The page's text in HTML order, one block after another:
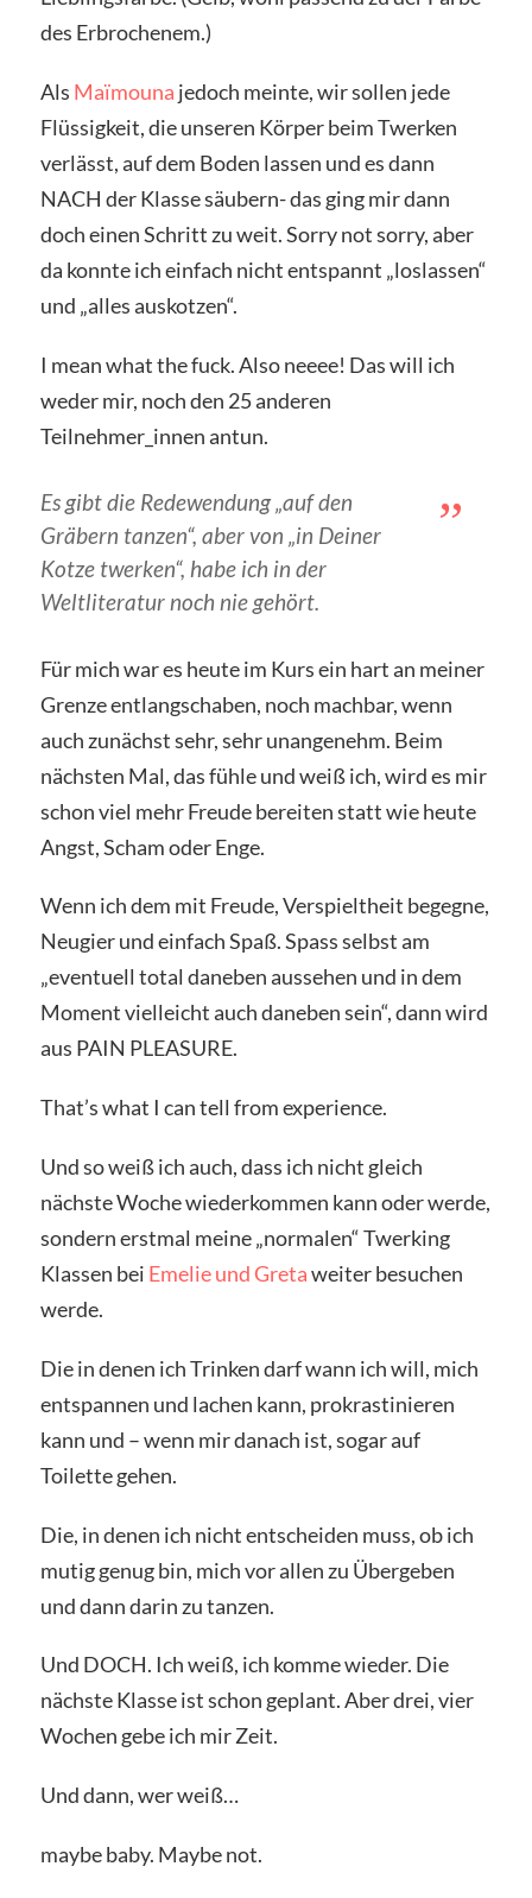
des Erbrochenem.)
Als Maïmouna jedoch meinte, wir sollen jede
Flüssigkeit, die unseren Körper beim Twerken
verlässt, auf dem Boden lassen und es dann
NACH der Klasse säubern- das ging mir dann
doch einen Schritt zu weit. Sorry not sorry, aber
da konnte ich einfach nicht entspannt „loslassen“
und „alles auskotzen“.
I mean what the fuck. Also neeee! Das will ich
weder mir, noch den 25 anderen
Teilnehmer_innen antun.
Es gibt die Redewendung „auf den
Gräbern tanzen“, aber von „in Deiner
Kotze twerken“, habe ich in der
Weltliteratur noch nie gehört.
Für mich war es heute im Kurs ein hart an meiner
Grenze entlangschaben, noch machbar, wenn
auch zunächst sehr, sehr unangenehm. Beim
nächsten Mal, das fühle und weiß ich, wird es mir
schon viel mehr Freude bereiten statt wie heute
Angst, Scham oder Enge.
Wenn ich dem mit Freude, Verspieltheit begegne,
Neugier und einfach Spaß. Spass selbst am
„eventuell total daneben aussehen und in dem
Moment vielleicht auch daneben sein“, dann wird
aus PAIN PLEASURE.
That’s what I can tell from experience.
Und so weiß ich auch, dass ich nicht gleich
nächste Woche wiederkommen kann oder werde,
sondern erstmal meine „normalen“ Twerking
Klassen bei Emelie und Gretaweiter besuchen
werde.
Die in denen ich Trinken darf wann ich will, mich
entspannen und lachen kann, prokrastinieren
kann und – wenn mir danach ist, sogar auf
Toilette gehen.
Die, in denen ich nicht entscheiden muss, ob ich
mutig genug bin, mich vor allen zu Übergeben
und dann darin zu tanzen.
Und DOCH. Ich weiß, ich komme wieder. Die
nächste Klasse ist schon geplant. Aber drei, vier
Wochen gebe ich mir Zeit.
Und dann, wer weiß…
maybe baby. Maybe not.